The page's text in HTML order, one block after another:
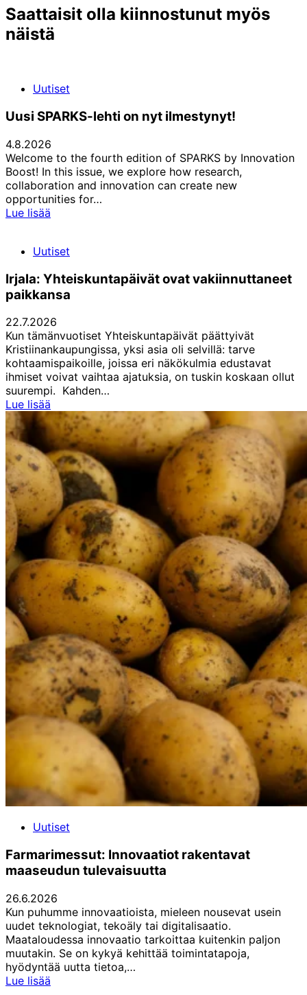
Saattaisit olla kiinnostunut myös
näistä
Uutiset
Uusi SPARKS-lehti on nyt ilmestynyt!
4.8.2026
Welcome to the fourth edition of SPARKS by Innovation
Boost! In this issue, we explore how research,
collaboration and innovation can create new
opportunities for…
Lue lisää
on
ilmestynyt!
Uutiset
Irjala: Yhteiskuntapäivät ovat vakiinnuttaneet
paikkansa
22.7.2026
Kun tämänvuotiset Yhteiskuntapäivät päättyivät
Kristiinankaupungissa, yksi asia oli selvillä: tarve
kohtaamispaikoille, joissa eri näkökulmia edustavat
ihmiset voivat vaihtaa ajatuksia, on tuskin koskaan ollut
suurempi. Kahden…
Lue lisää
Yhteiskuntapäivät
ovat
vakiinnuttaneet
paikkansa
Uutiset
Farmarimessut: Innovaatiot rakentavat
maaseudun tulevaisuutta
26.6.2026
Kun puhumme innovaatioista, mieleen nousevat usein
uudet teknologiat, tekoäly tai digitalisaatio.
Maataloudessa innovaatio tarkoittaa kuitenkin paljon
muutakin. Se on kykyä kehittää toimintatapoja,
hyödyntää uutta tietoa,…
Lue lisää